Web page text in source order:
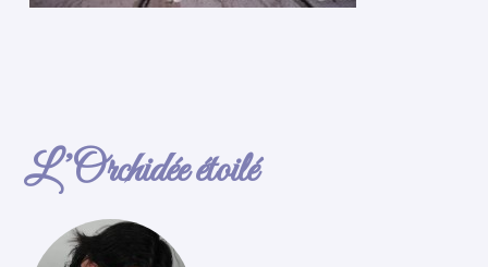
L’Orchidée étoilé